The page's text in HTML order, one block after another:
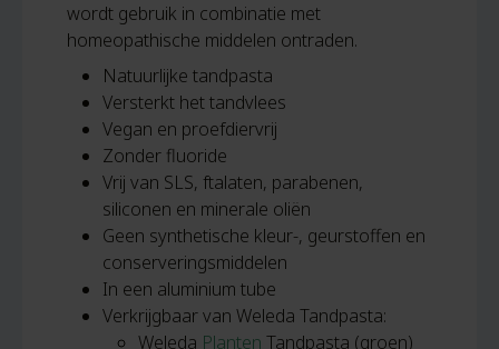
wordt gebruik in combinatie met
homeopathische middelen ontraden.
Natuurlijke tandpasta
Versterkt het tandvlees
Vegan en proefdiervrij
Zonder fluoride
Vrij van SLS, ftalaten, parabenen,
siliconen en minerale oliën
Geen synthetische kleur-, geurstoffen en
conserveringsmiddelen
In een aluminium tube
Verkrijgbaar van Weleda Tandpasta:
Weleda Planten Tandpasta (groen)